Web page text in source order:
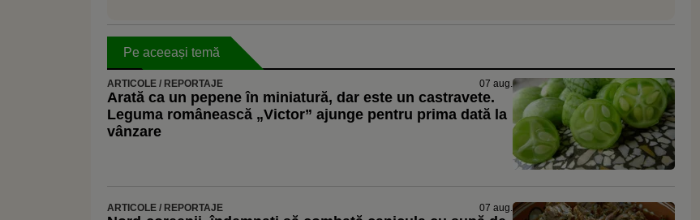
Pe aceeași temă
ARTICOLE / REPORTAJE 07 aug.
Arată ca un pepene în miniatură, dar este un castravete.
Leguma românească „Victor” ajunge pentru prima dată la
vânzare
ARTICOLE / REPORTAJE 07 aug.